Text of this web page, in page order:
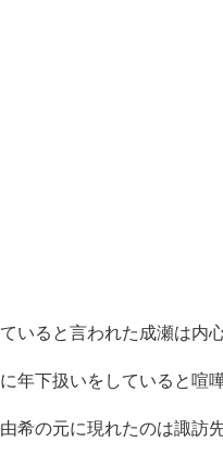
いると言われた成瀬は内
年下扱いをしていると喧
希の元に現れたのは諏訪